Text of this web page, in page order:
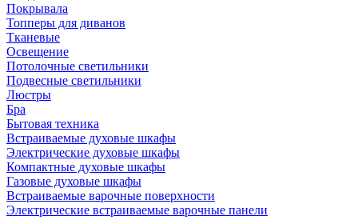
Покрывала
Топперы для диванов
Тканевые
Освещение
Потолочные светильники
Подвесные светильники
Люстры
Бра
Бытовая техника
Встраиваемые духовые шкафы
Электрические духовые шкафы
Компактные духовые шкафы
Газовые духовые шкафы
Встраиваемые варочные поверхности
Электрические встраиваемые варочные панели